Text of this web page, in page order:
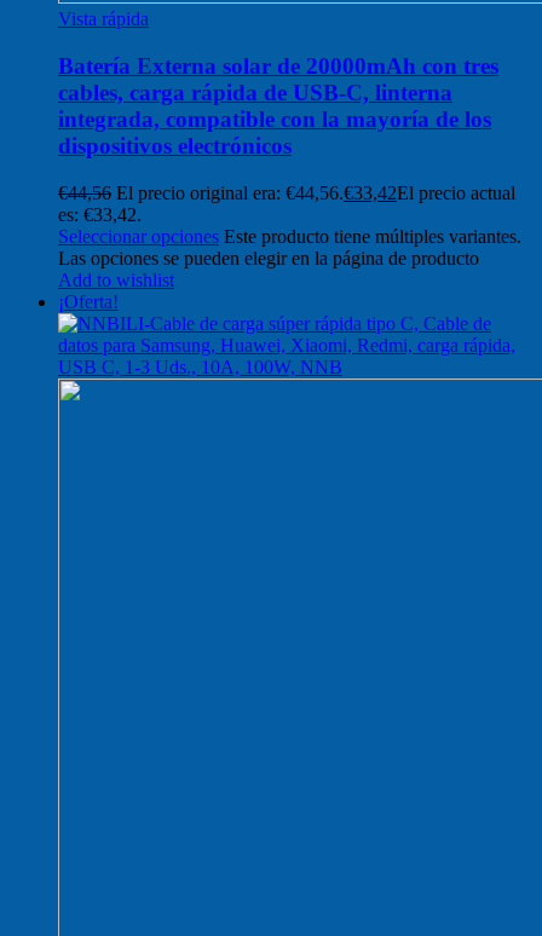
Vista rápida
Batería Externa solar de 20000mAh con tres
cables, carga rápida de USB-C, linterna
integrada, compatible con la mayoría de los
dispositivos electrónicos
€44,56 El precio original era: €44,56.€33,42El precio actual
es: €33,42.
Seleccionar opciones Este producto tiene múltiples variantes.
Las opciones se pueden elegir en la página de producto
Add to wishlist
¡Oferta!